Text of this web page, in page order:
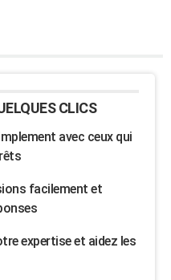
CLICS
avec ceux qui
facilement et
expertise et aidez les